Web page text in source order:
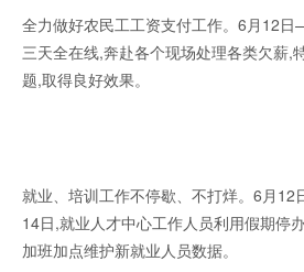
全力做好农民工工资支付工作。6月12
三天全在线,奔赴各个现场处理各类欠薪,
题,取得良好效果。
就业、培训工作不停歇、不打烊。6月12
14日,就业人才中心工作人员利用假期停
加班加点维护新就业人员数据。